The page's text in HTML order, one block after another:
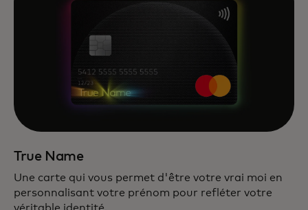
True Name
Une carte qui vous permet d'être votre vrai moi en
personnalisant votre prénom pour refléter votre
véritable identité.